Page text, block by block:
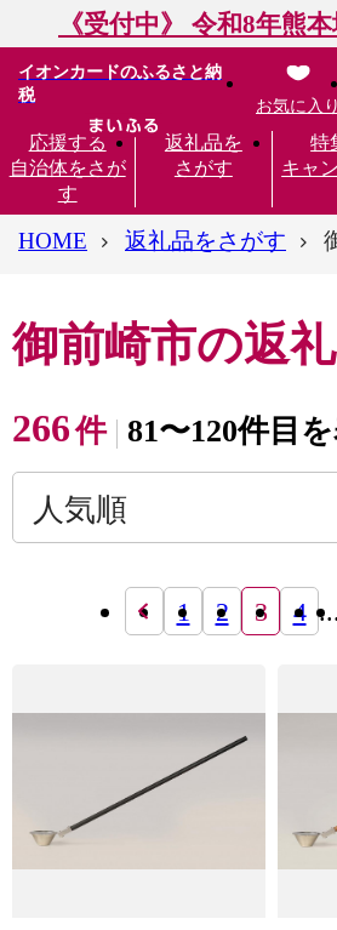
《受付中》 令和8年熊
イオンカードのふるさと納
税
応援する
自治体をさが
す
返礼品を
さがす
特
キャ
お気に入り
HOME 返礼品をさがす
御前崎市の返
266件 81〜120件目
1 2 3 4 ...